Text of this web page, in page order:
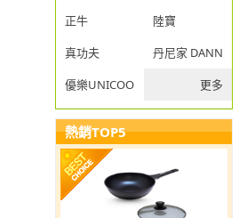
正牛
陸寶
真功夫
丹尼家 DANNY JIA
優樂UNICOOK
更多
熱銷TOP5